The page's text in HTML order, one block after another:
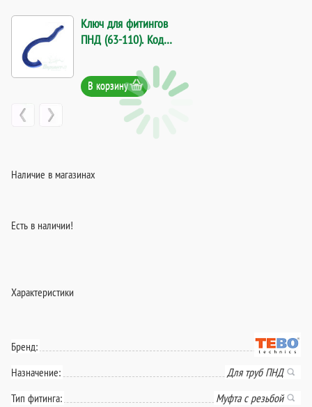
Ключ для фитингов
ПНД (63-110). Код
В корзину
Наличие в магазинах
Есть в наличии!
Характеристики
Бренд:
Назначение:
Для труб ПНД
Тип фитинга:
Муфта с резьбой